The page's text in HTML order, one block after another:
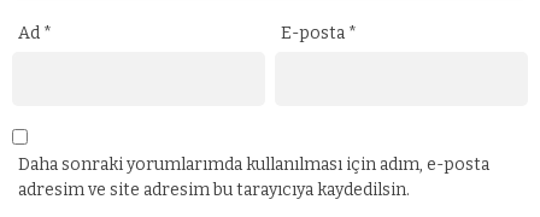
Ad * E-posta *
Daha sonraki yorumlarımda kullanılması için adım, e-posta
adresim ve site adresim bu tarayıcıya kaydedilsin.